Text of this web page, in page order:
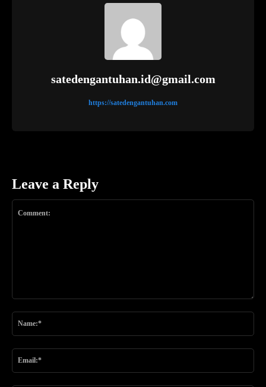
Leave a Reply
satedengantuhan.id@gmail.com
https://satedengantuhan.com